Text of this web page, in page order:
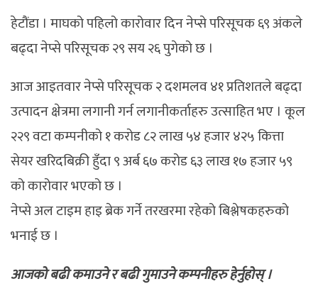
हेटौंडा । माघको पहिलो कारोवार दिन नेप्से परिसूचक ६९ अंकले
बढ्दा नेप्से परिसूचक २९ सय २६ पुगेको छ ।
आज आइतवार नेप्से परिसूचक २ दशमलव ४१ प्रतिशतले बढ्दा
उत्पादन क्षेत्रमा लगानी गर्न लगानीकर्ताहरु उत्साहित भए । कूल
२२९ वटा कम्पनीको १ करोड ८२ लाख ५४ हजार ४२५ कित्ता
सेयर खरिदबिक्री हुँदा ९ अर्ब ६७ करोड ६३ लाख १७ हजार ५९
को कारोवार भएको छ ।
नेप्से अल टाइम हाइ ब्रेक गर्ने तरखरमा रहेको बिश्लेषकहरुको
भनाई छ ।
आजको बढी कमाउने र बढी गुमाउने कम्पनीहरु हेर्नुहोस् ।